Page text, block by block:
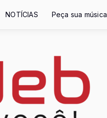
NOTÍCIAS Peça sua música